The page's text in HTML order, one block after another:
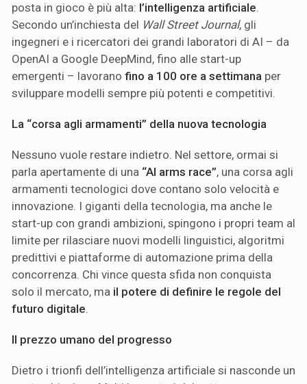
posta in gioco è più alta: l’intelligenza artificiale.
Secondo un’inchiesta del Wall Street Journal, gli
ingegneri e i ricercatori dei grandi laboratori di AI – da
OpenAI a Google DeepMind, fino alle start-up
emergenti – lavorano fino a 100 ore a settimana per
sviluppare modelli sempre più potenti e competitivi.
La “corsa agli armamenti” della nuova tecnologia
Nessuno vuole restare indietro. Nel settore, ormai si
parla apertamente di una “AI arms race”, una corsa agli
armamenti tecnologici dove contano solo velocità e
innovazione. I giganti della tecnologia, ma anche le
start-up con grandi ambizioni, spingono i propri team al
limite per rilasciare nuovi modelli linguistici, algoritmi
predittivi e piattaforme di automazione prima della
concorrenza. Chi vince questa sfida non conquista
solo il mercato, ma il potere di definire le regole del
futuro digitale.
Il prezzo umano del progresso
Dietro i trionfi dell’intelligenza artificiale si nasconde un